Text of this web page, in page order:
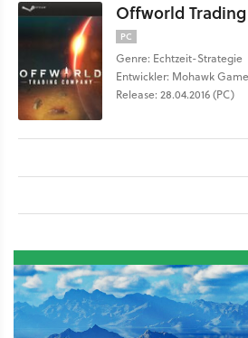
Offworld
PC
Genre: Echtzeit-Strategie
Entwickler: Mohawk
Release: 28.04.2016 (PC)